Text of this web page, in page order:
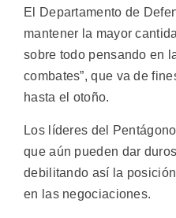
El Departamento de
mantener la mayor
sobre todo pensando en
combates”, que va de
hasta el otoño.
Los líderes del
que aún pueden dar
debilitando así la
en las negociaciones.